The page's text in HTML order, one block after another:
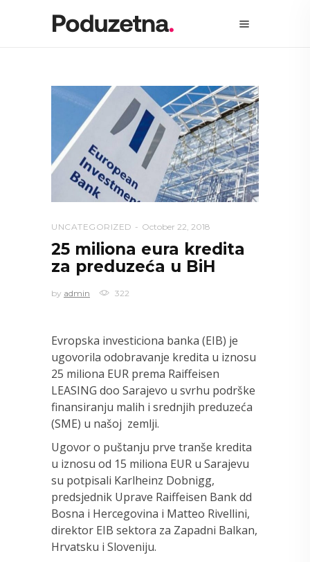
UNCATEGORIZED October 22, 2018
25 miliona eura kredita
za preduzeća u BiH
by admin 322
Evropska investiciona banka (EIB) je
ugovorila odobravanje kredita u iznosu
25 miliona EUR prema Raiffeisen
LEASING doo Sarajevo u svrhu podrške
finansiranju malih i srednjih preduzeća
(SME) u našoj zemlji.
Ugovor o puštanju prve tranše kredita
u iznosu od 15 miliona EUR u Sarajevu
su potpisali Karlheinz Dobnigg,
predsjednik Uprave Raiffeisen Bank dd
Bosna i Hercegovina i Matteo Rivellini,
direktor EIB sektora za Zapadni Balkan,
Hrvatsku i Sloveniju.